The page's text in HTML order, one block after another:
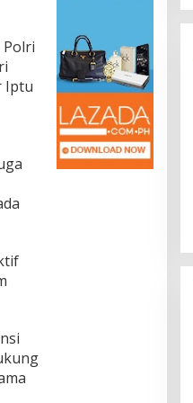
Iptu
Sosialisasikan Progres
Brebes Selatan,
Pansus DPRD
Tahap Berikutnya
Ekonomi, Info Desa, Nasional,